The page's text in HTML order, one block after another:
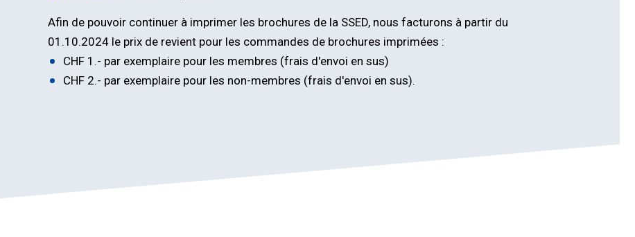
Afin de pouvoir continuer à imprimer les brochures de la SSED, nous facturons à partir du
01.10.2024 le prix de revient pour les commandes de brochures imprimées :
CHF 1.- par exemplaire pour les membres (frais d'envoi en sus)
CHF 2.- par exemplaire pour les non-membres (frais d'envoi en sus).